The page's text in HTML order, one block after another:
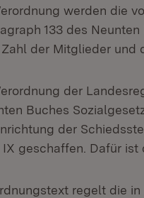
werden die
133 des
der Mitglieder und
der
Buches
der
IX geschaffen. Dafür
regelt die